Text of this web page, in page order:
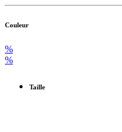
Couleur
%
%
Taille